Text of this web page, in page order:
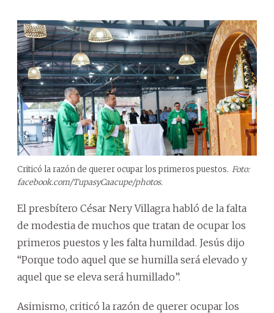
Criticó la razón de querer ocupar los primeros puestos. Foto:
facebook.com/TupasyCaacupe/photos.
El presbítero César Nery Villagra habló de la falta
de modestia de muchos que tratan de ocupar los
primeros puestos y les falta humildad. Jesús dijo
“Porque todo aquel que se humilla será elevado y
aquel que se eleva será humillado”.
Asimismo, criticó la razón de querer ocupar los